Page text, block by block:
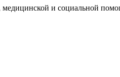
медицинской и социальной